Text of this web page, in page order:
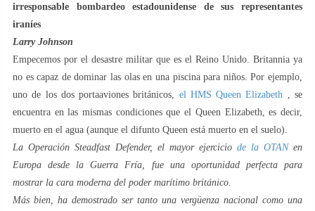
irresponsable bombardeo estadounidense de sus representantes
iraníes
Larry Johnson
Empecemos por el desastre militar que es el Reino Unido. Britannia ya
no es capaz de dominar las olas en una piscina para niños. Por ejemplo,
uno de los dos portaaviones británicos, el HMS Queen Elizabeth , se
encuentra en las mismas condiciones que el Queen Elizabeth, es decir,
muerto en el agua (aunque el difunto Queen está muerto en el suelo).
La Operación Steadfast Defender, el mayor ejercicio de la OTANen
Europa desde la Guerra Fría, fue una oportunidad perfecta para
mostrar la cara moderna del poder marítimo británico.
Más bien, ha demostrado ser tanto una vergüenza nacional como una